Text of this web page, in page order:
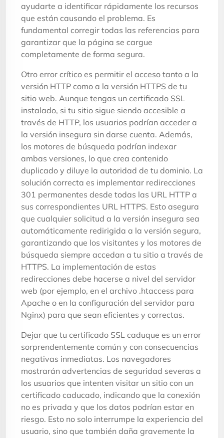
ayudarte a identificar rápidamente los recursos
que están causando el problema. Es
fundamental corregir todas las referencias para
garantizar que la página se cargue
completamente de forma segura.
Otro error crítico es permitir el acceso tanto a la
versión HTTP como a la versión HTTPS de tu
sitio web. Aunque tengas un certificado SSL
instalado, si tu sitio sigue siendo accesible a
través de HTTP, los usuarios podrían acceder a
la versión insegura sin darse cuenta. Además,
los motores de búsqueda podrían indexar
ambas versiones, lo que crea contenido
duplicado y diluye la autoridad de tu dominio. La
solución correcta es implementar redirecciones
301 permanentes desde todas las URL HTTP a
sus correspondientes URL HTTPS. Esto asegura
que cualquier solicitud a la versión insegura sea
automáticamente redirigida a la versión segura,
garantizando que los visitantes y los motores de
búsqueda siempre accedan a tu sitio a través de
HTTPS. La implementación de estas
redirecciones debe hacerse a nivel del servidor
web (por ejemplo, en el archivo .htaccess para
Apache o en la configuración del servidor para
Nginx) para que sean eficientes y correctas.
Dejar que tu certificado SSL caduque es un error
sorprendentemente común y con consecuencias
negativas inmediatas. Los navegadores
mostrarán advertencias de seguridad severas a
los usuarios que intenten visitar un sitio con un
certificado caducado, indicando que la conexión
no es privada y que los datos podrían estar en
riesgo. Esto no solo interrumpe la experiencia del
usuario, sino que también daña gravemente la